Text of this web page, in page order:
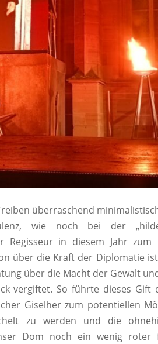
überraschend
wie noch bei der
Regisseur in diesem Jahr zum
über die Kraft der Diplomatie
über die Macht der Gewalt
vergiftet. So führte dieses Gift
Giselher zum potentiellen
zu werden und die
Dom noch ein wenig roter